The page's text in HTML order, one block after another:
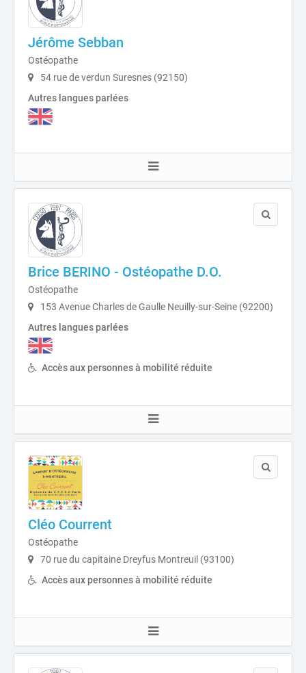
Jérôme Sebban
Ostéopathe
54 rue de verdun Suresnes (92150)
Autres langues parlées
Brice BERINO - Ostéopathe D.O.
Ostéopathe
153 Avenue Charles de Gaulle Neuilly-sur-Seine (92200)
Autres langues parlées
Accès aux personnes à mobilité réduite
Cléo Courrent
Ostéopathe
70 rue du capitaine Dreyfus Montreuil (93100)
Accès aux personnes à mobilité réduite